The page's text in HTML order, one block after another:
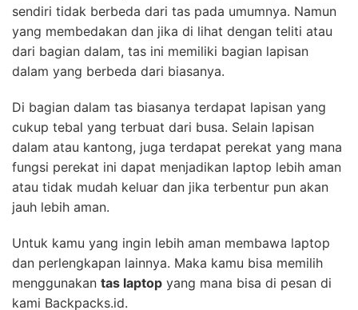
sendiri tidak berbeda dari tas pada umumnya. Namun
yang membedakan dan jika di lihat dengan teliti atau
dari bagian dalam, tas ini memiliki bagian lapisan
dalam yang berbeda dari biasanya.
Di bagian dalam tas biasanya terdapat lapisan yang
cukup tebal yang terbuat dari busa. Selain lapisan
dalam atau kantong, juga terdapat perekat yang mana
fungsi perekat ini dapat menjadikan laptop lebih aman
atau tidak mudah keluar dan jika terbentur pun akan
jauh lebih aman.
Untuk kamu yang ingin lebih aman membawa laptop
dan perlengkapan lainnya. Maka kamu bisa memilih
menggunakan tas laptop yang mana bisa di pesan di
kami Backpacks.id.